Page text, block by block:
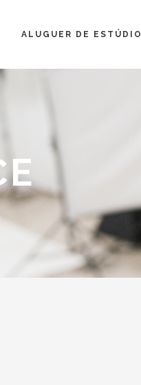
ALUGUER DE ESTÚDIO